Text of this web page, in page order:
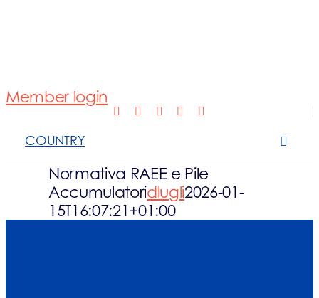
Open Scope
Sanzioni
COUNTRY
Member login
Normativa RAEE e Pile
Accumulatoridlugli2026-01-
15T16:07:21+01:00